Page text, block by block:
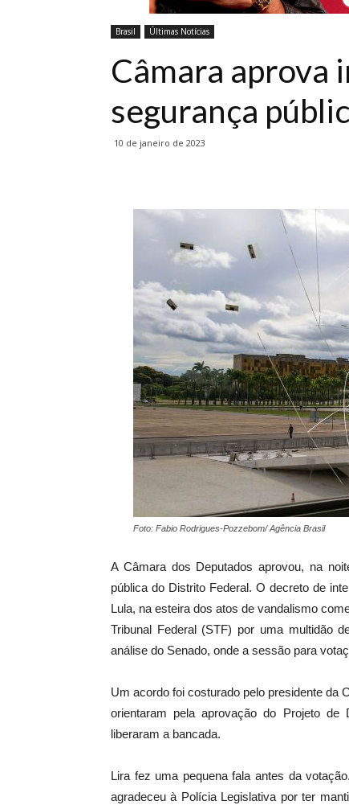
Brasil Últimas Notícias
Câmara aprova
segurança
10 de janeiro de 2023
Foto: Fabio Rodrigues-Pozzebom/ Agência Brasil
A Câmara dos Deputados aprovou, na
pública do Distrito Federal. O decreto de
Lula, na esteira dos atos de vandalismo
Tribunal Federal (STF) por uma multidão
análise do Senado, onde a sessão para
Um acordo foi costurado pelo presidente da
orientaram pela aprovação do Projeto
liberaram a bancada.
Lira fez uma pequena fala antes da
agradeceu à Polícia Legislativa por ter